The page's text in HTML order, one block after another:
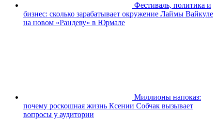
Фестиваль, политика и
бизнес: сколько зарабатывает окружение Лаймы Вайкуле
на новом «Рандеву» в Юрмале
Миллионы напоказ:
почему роскошная жизнь Ксении Собчак вызывает
вопросы у аудитории